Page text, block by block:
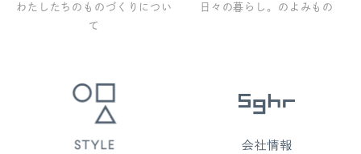
わたしたちのものづくりについ
て
日々の暮らし。のよみもの